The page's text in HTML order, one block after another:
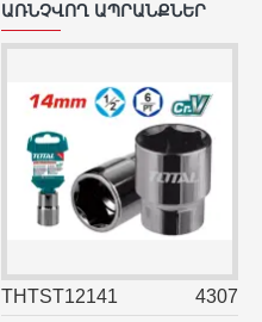
ԱՌՆՉՎՈՂ ԱՊՐԱՆՔՆԵՐ
THTST12141 4307